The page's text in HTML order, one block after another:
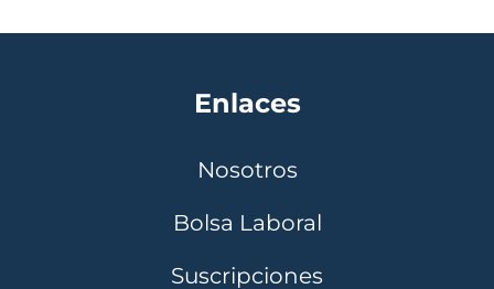
Enlaces
Nosotros
Bolsa Laboral
Suscripciones